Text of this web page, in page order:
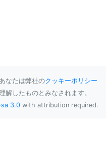
なたは弊社のクッキーポリシー
解したものとみなされます。
3.0 with attribution required.